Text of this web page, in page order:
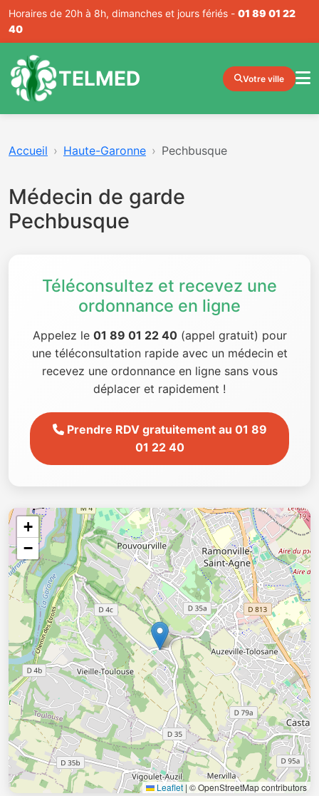
Horaires de 20h à 8h, dimanches et jours fériés - 01 89 01 22
40
TELMED Votre ville
Accueil Haute-Garonne Pechbusque
Médecin de garde
Pechbusque
Téléconsultez et recevez une
ordonnance en ligne
Appelez le 01 89 01 22 40(appel gratuit) pour
une téléconsultation rapide avec un médecin et
recevez une ordonnance en ligne sans vous
déplacer et rapidement !
Prendre RDV gratuitement au 01 89
01 22 40
+
−
Leaflet | © OpenStreetMap contributors